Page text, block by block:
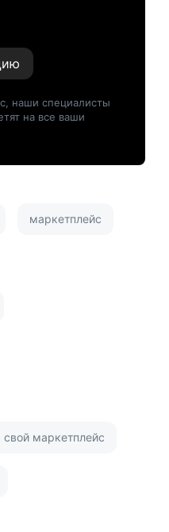
наши специалисты
на все ваши
маркетплейс
свой маркетплейс